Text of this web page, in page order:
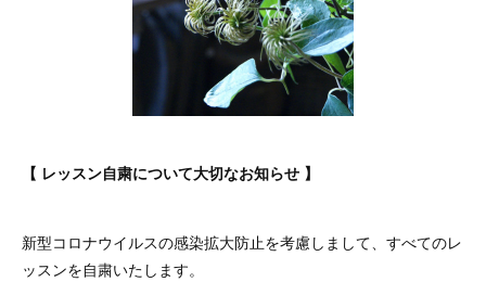
【 レッスン自粛について大切なお知らせ 】
新型コロナウイルスの感染拡大防止を考慮しまして、すべてのレ
ッスンを自粛いたします。